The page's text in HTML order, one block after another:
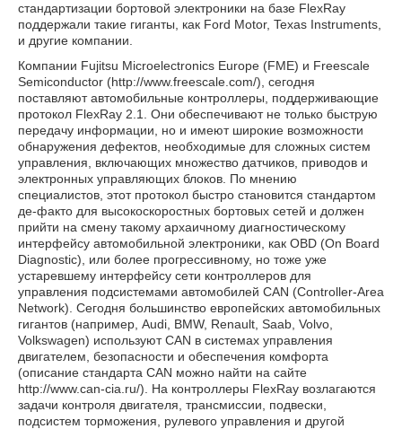
стандартизации бортовой электроники на базе FlexRay
поддержали такие гиганты, как Ford Motor, Texas Instruments,
и другие компании.
Компании Fujitsu Microelectronics Europe (FME) и Freescale
Semiconductor (http://www.freescale.com/), сегодня
поставляют автомобильные контроллеры, поддерживающие
протокол FlexRay 2.1. Они обеспечивают не только быструю
передачу информации, но и имеют широкие возможности
обнаружения дефектов, необходимые для сложных систем
управления, включающих множество датчиков, приводов и
электронных управляющих блоков. По мнению
специалистов, этот протокол быстро становится стандартом
де-факто для высокоскоростных бортовых сетей и должен
прийти на смену такому архаичному диагностическому
интерфейсу автомобильной электроники, как OBD (On Board
Diagnostic), или более прогрессивному, но тоже уже
устаревшему интерфейсу сети контроллеров для
управления подсистемами автомобилей CAN (Controller-Area
Network). Сегодня большинство европейских автомобильных
гигантов (например, Audi, BMW, Renault, Saab, Volvo,
Volkswagen) используют CAN в системах управления
двигателем, безопасности и обеспечения комфорта
(описание стандарта CAN можно найти на сайте
http://www.can-cia.ru/). На контроллеры FlexRay возлагаются
задачи контроля двигателя, трансмиссии, подвески,
подсистем торможения, рулевого управления и другой